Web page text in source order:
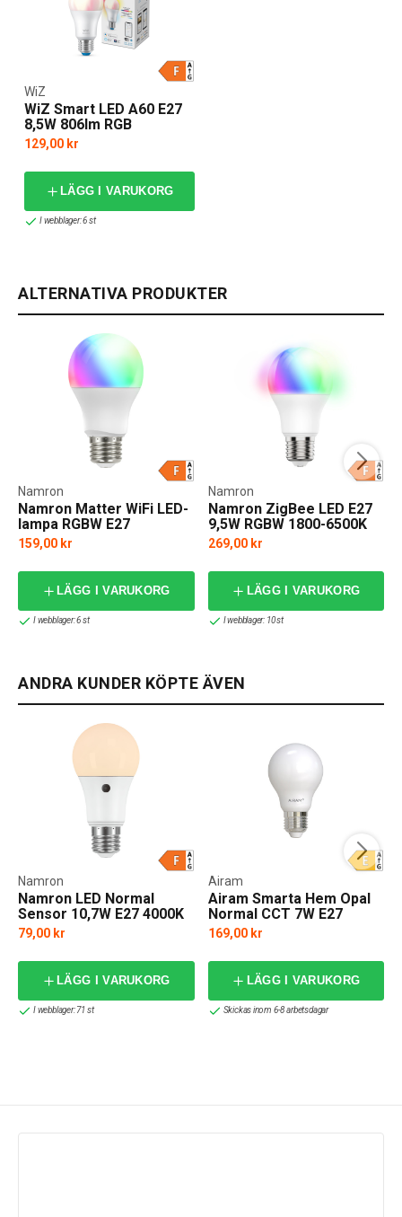
WiZ Smart LED A60 E27
8,5W 806lm RGB
WiZ
129,00 kr
LÄGG I VARUKORG
I webblager: 6 st
ALTERNATIVA PRODUKTER
Namron Matter WiFi LED-
lampa RGBW E27
Namron
159,00 kr
LÄGG I VARUKORG
I webblager: 6 st
Namron ZigBee LED E27
9,5W RGBW 1800-6500K
Dim
Namron
269,00 kr
LÄGG I VARUKORG
I webblager: 10 st
ANDRA KUNDER KÖPTE ÄVEN
Namron LED Normal
Sensor 10,7W E27 4000K
Namron
79,00 kr
LÄGG I VARUKORG
I webblager: 71 st
Airam Smarta Hem Opal
Normal CCT 7W E27
Airam
169,00 kr
LÄGG I VARUKORG
Skickas inom 6-8 arbetsdagar